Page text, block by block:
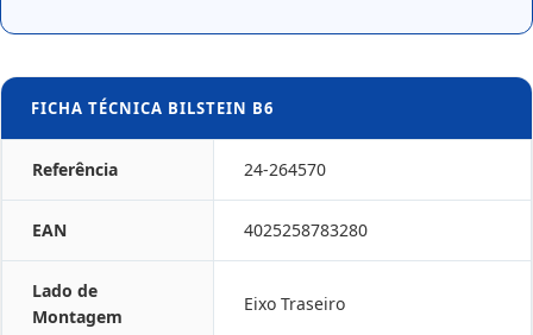
FICHA TÉCNICA BILSTEIN B6
Referência 24-264570
EAN 4025258783280
Lado de
Montagem
Eixo Traseiro